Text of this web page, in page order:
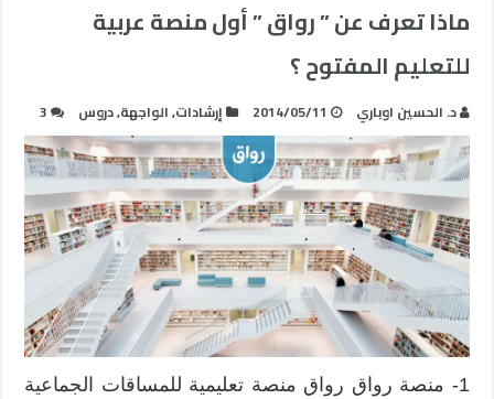
ماذا تعرف عن ” رواق ” أول منصة عربية
للتعليم المفتوح ؟
د. الحسين اوباري 2014/05/11 إرشادات,الواجهة,دروس 3
1- منصة رواق رواق منصة تعليمية للمساقات الجماعية